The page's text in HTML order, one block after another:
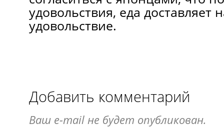
удовольствия, еда доставляет
удовольствие.
Добавить комментарий
Ваш e-mail не будет опубликован.